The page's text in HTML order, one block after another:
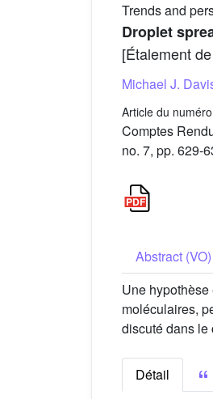
Trends and
Droplet
[Étalement
Michael J.
Article du
Comptes
no. 7, pp. 629-
Abstract (VO)
Une
moléculaires,
discuté dans le
Détail